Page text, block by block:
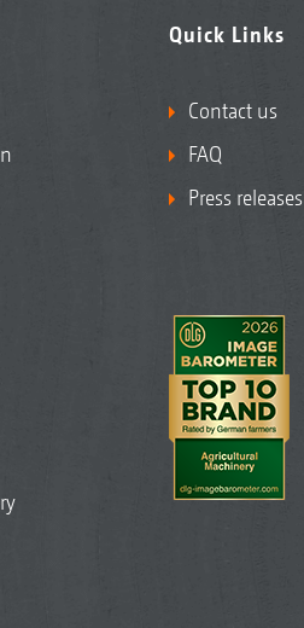
Quick Links
Contact us
FAQ
Press releases